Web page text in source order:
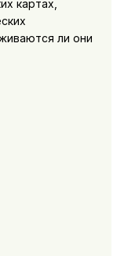
картах,
ли они